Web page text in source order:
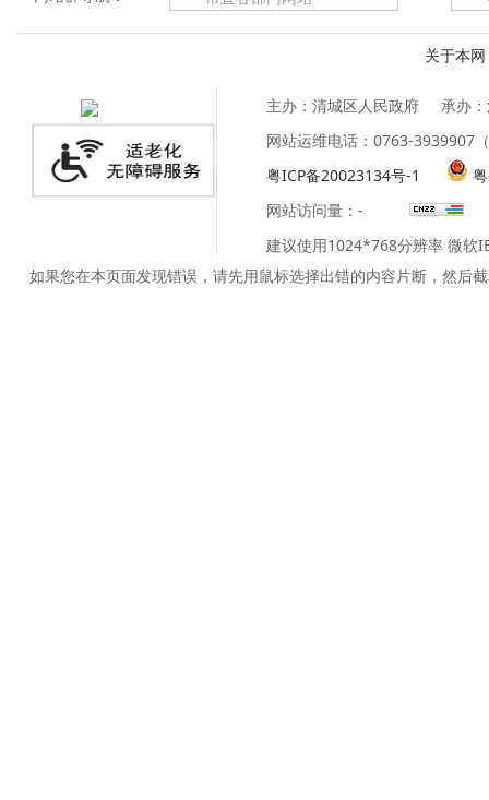
关于本网
主办：清城区人民政府
承办
网站运维电话：0763-3939907
粤ICP备20023134号-1
网站访问量： -
建议使用1024*768分辨率 微软
如果您在本页面发现错误，请先用鼠标选择出错的内容片断，然后